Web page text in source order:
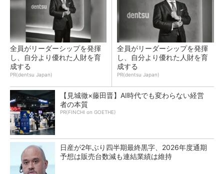
全員がリーダーシップを発揮
し、自分より優れた人財を育
成する
PR(dentsu Japan)
全員がリーダーシップを発揮
し、自分より優れた人財を育
成する
PR(dentsu Japan)
【見城徹×藤田晋】AI時代でも変わらない経営
者の本質
PR(FINCHI on GOETHE)
日産が2年ぶり四半期最終黒字、2026年度通期
予想は販売台数減も連結業績は維持